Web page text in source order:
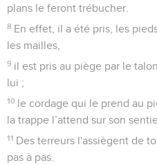
plans le feront trébucher.
8 En effet, il a été pris, les
les mailles,
9 il est pris au piège par le
lui ;
10 le cordage qui le prend au
la trappe l’attend sur son
11 Des terreurs l'assiègent de
pas à pas.